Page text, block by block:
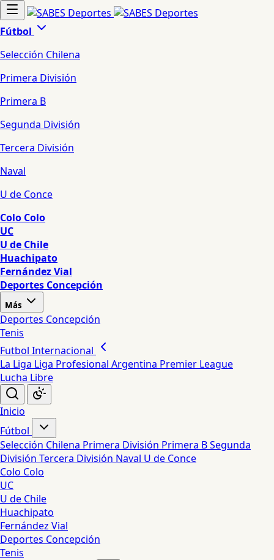
Fútbol
Selección Chilena
Primera División
Primera B
Segunda División
Tercera División
Naval
U de Conce
Colo Colo
UC
U de Chile
Huachipato
Fernández Vial
Deportes Concepción
Más
Deportes Concepción
Tenis
Futbol Internacional
La Liga Liga Profesional Argentina Premier League
Lucha Libre
Inicio
Fútbol
Selección Chilena Primera División Primera BSegunda
División Tercera División Naval U de Conce
Colo Colo
UC
U de Chile
Huachipato
Fernández Vial
Deportes Concepción
Tenis